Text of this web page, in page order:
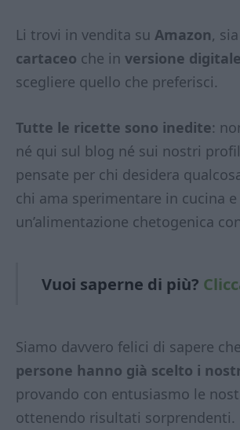
Li trovi in vendita su Amazon,
cartaceo che in versione digitale
scegliere quello che preferisci.
Tutte le ricette sono inedite:
né qui sul blog né sui nostri
pensate per chi desidera
chi ama sperimentare in cucina
un’alimentazione chetogenica
Vuoi saperne di più?
Siamo davvero felici di sapere che
persone hanno già scelto i
provando con entusiasmo le
ottenendo risultati sorprendenti.